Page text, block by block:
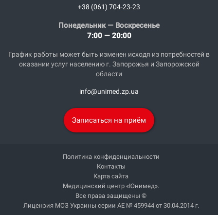
Понедельник — Воскресенье
7:00 — 20:00
График работы может быть изменен исходя из потребностей в
оказании услуг населению г. Запорожья и Запорожской
области
info@unimed.zp.ua
Записаться на приём
+38 (061) 704-23-23
Политика конфиденциальности
Контакты
Карта сайта
Медицинский центр «Юнимед».
Все права защищены ©
Лицензия МОЗ Украины серии АЕ № 459944 от 30.04.2014 г.